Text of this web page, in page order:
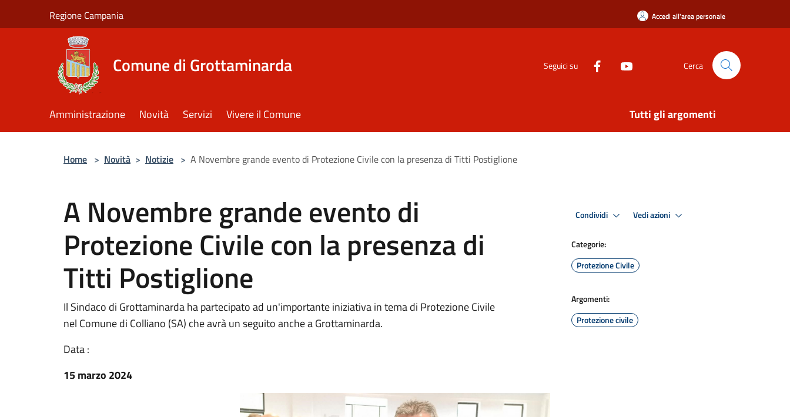
Regione Campania Accedi all'area personale
Comune di Grottaminarda Seguici su Cerca
Amministrazione Novità Servizi Vivere il Comune Tutti gli argomenti
Home > Novità > Notizie > A Novembre grande evento di Protezione Civile con la presenza di Titti Postiglione
A Novembre grande evento di
Protezione Civile con la presenza di
Titti Postiglione
Il Sindaco di Grottaminarda ha partecipato ad un'importante iniziativa in tema di Protezione Civile
nel Comune di Colliano (SA) che avrà un seguito anche a Grottaminarda.
Data :
15 marzo 2024
Condividi Vedi azioni
Categorie:
Protezione Civile
Argomenti:
Protezione civile